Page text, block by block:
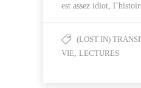
est assez idiot,
(LOST IN)
VIE, LECTURES